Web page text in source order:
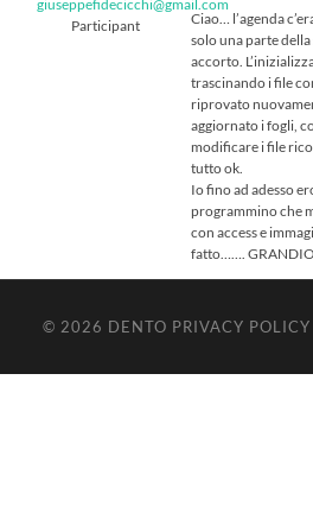
giuseppefidecicchi@gmail.com
Participant
Ciao… l’agenda
solo una parte
accorto.
trascinando i file
riprovato
aggiornato i fogli,
modificare i file
tutto ok.
Io fino ad adesso
programmino che
con access e
fatto…….
© 2026 DENTO PRIVACY POLICY